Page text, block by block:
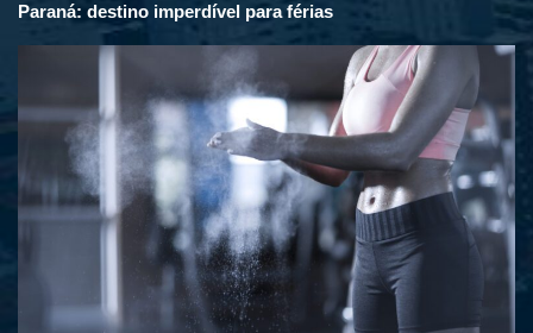
Paraná: destino imperdível para férias